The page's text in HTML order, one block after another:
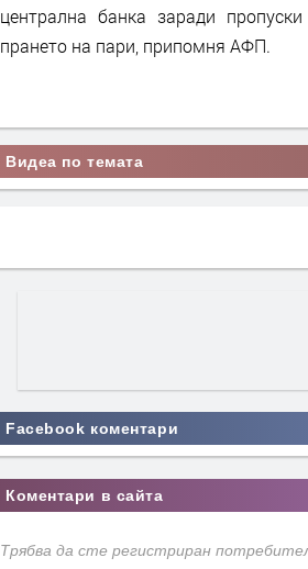
централна банка заради
прането на пари, припомня АФП.
Видеа по темата
Facebook коментари
Коментари в сайта
Трябва да сте регистриран